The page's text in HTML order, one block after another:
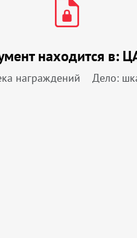
находится в:
награждений Дело: